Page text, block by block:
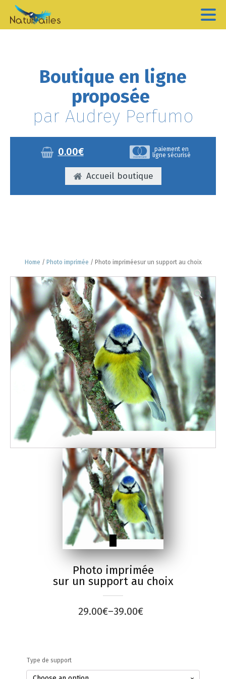
Boutique en ligne
proposée
par Audrey Perfumo
0.00€
paiement en
ligne sécurisé
Accueil boutique
Home / Photo imprimée / Photo impriméesur un support au choix
Photo imprimée
sur un support au choix
29.00€–39.00€
Type de support